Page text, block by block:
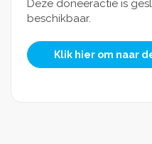
Deze doneeractie is
beschikbaar.
Klik hier om naar